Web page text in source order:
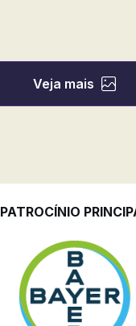
Veja mais
PATROCÍNIO